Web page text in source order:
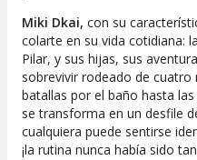
Miki Dkai, con su
colarte en su vida cotidiana:
Pilar, y sus hijas, sus
sobrevivir rodeado de cuatro
batallas por el baño hasta
se transforma en un desfile
cualquiera puede sentirse
¡la rutina nunca había sido